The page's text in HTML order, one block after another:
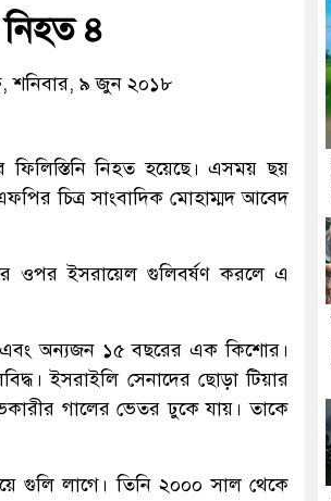
নিহত ৪
শনিবার, ৯ জুন ২০১৮
নিহত হয়েছে। এসময় ছয়
চিত্র সাংবাদিক মোহাম্মদ আবেদ
ওপর ইসরায়েল গুলিবর্ষণ করলে এ
এবং অন্যজন ১৫ বছরের এক কিশোর।
ইসরাইলি সেনাদের ছোড়া টিয়ার
গালের ভেতর ঢুকে যায়। তাকে
গুলি লাগে। তিনি ২০০০ সাল থেকে